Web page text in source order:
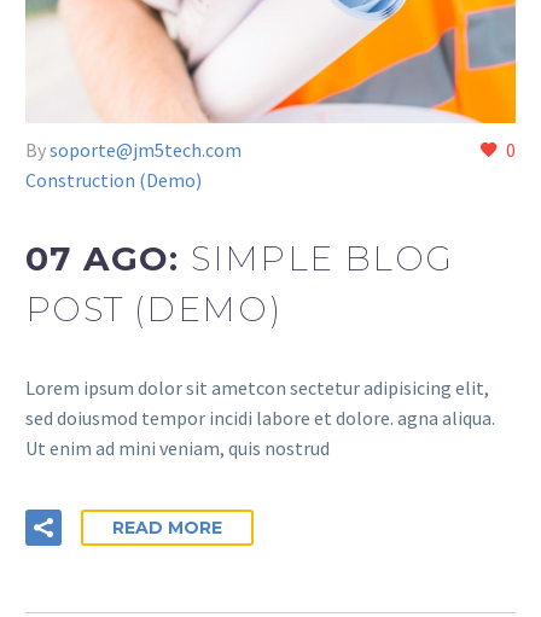
0
Bysoporte@jm5tech.com
Construction (Demo)
07 AGO: SIMPLE BLOG
POST (DEMO)
Lorem ipsum dolor sit ametcon sectetur adipisicing elit,
sed doiusmod tempor incidi labore et dolore. agna aliqua.
Ut enim ad mini veniam, quis nostrud
READ MORE